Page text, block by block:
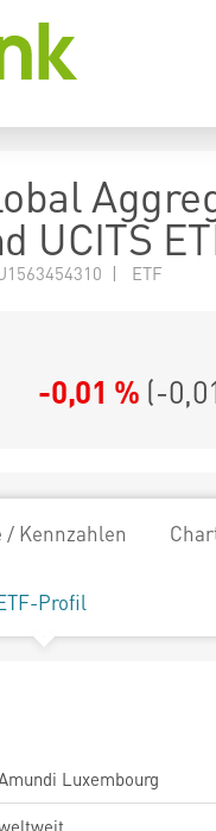
UCITS
| ETF
-0,01 % (-
/ Kennzahlen
Profil
Luxembourg